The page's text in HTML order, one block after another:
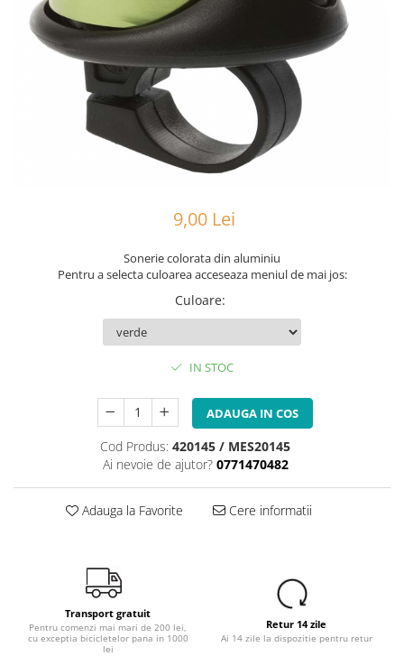
Reflectorizante
Roti ajutatoare
Suporturi auto
Lanturi
Manete schimbator
Mansoane & Ghidoline
Schimbatoare fata
9,00 Lei
Sonerie colorata din aluminiu
Pentru a selecta culoarea acceseaza meniul de mai jos:
Culoare:
IN STOC
ADAUGA IN COS
Cod Produs: 420145 / MES20145
Ai nevoie de ajutor? 0771470482
Adauga la Favorite Cere informatii
Transport gratuit
Pentru comenzi mai mari de 200 lei,
cu exceptia bicicletelor pana in 1000
lei
Retur 14 zile
Ai 14 zile la dispozitie pentru retur